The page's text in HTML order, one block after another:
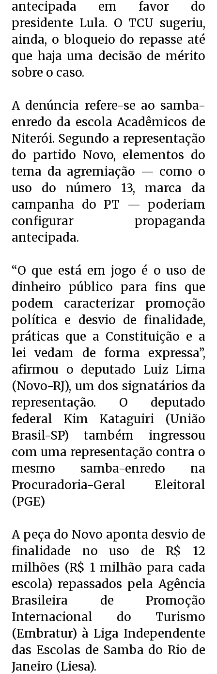
antecipada em favor do
presidente Lula. O TCU sugeriu,
ainda, o bloqueio do repasse até
que haja uma decisão de mérito
sobre o caso.
A denúncia refere-se ao samba-
enredo da escola Acadêmicos de
Niterói. Segundo a representação
do partido Novo, elementos do
tema da agremiação — como o
uso do número 13, marca da
campanha do PT — poderiam
configurar propaganda
antecipada.
“O que está em jogo é o uso de
dinheiro público para fins que
podem caracterizar promoção
política e desvio de finalidade,
práticas que a Constituição e a
lei vedam de forma expressa”,
afirmou o deputado Luiz Lima
(Novo-RJ), um dos signatários da
representação. O deputado
federal Kim Kataguiri (União
Brasil-SP) também ingressou
com uma representação contra o
mesmo samba-enredo na
Procuradoria-Geral Eleitoral
(PGE)
A peça do Novo aponta desvio de
finalidade no uso de R$ 12
milhões (R$ 1 milhão para cada
escola) repassados pela Agência
Brasileira de Promoção
Internacional do Turismo
(Embratur) à Liga Independente
das Escolas de Samba do Rio de
Janeiro (Liesa).